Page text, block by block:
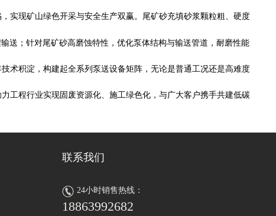
实现矿山绿色开采与安全生产双赢。尾矿砂充填砂浆颗粒粗、硬度
送；针对尾矿砂高磨蚀特性，优化泵体结构与输送管道，耐磨性能
术积淀，构建起全系列泵送设备矩阵，无论是普通工况还是高难度
工程行业实现固废资源化、施工绿色化，与广大客户携手共建低碳
联系我们
24小时销售热线：
18863992682